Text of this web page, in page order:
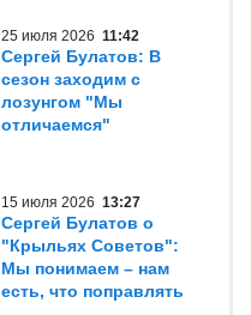
25 июля 2026 11:42
Сергей Булатов: В
сезон заходим с
лозунгом "Мы
отличаемся"
15 июля 2026 13:27
Сергей Булатов о
"Крыльях Советов":
Мы понимаем – нам
есть, что поправлять